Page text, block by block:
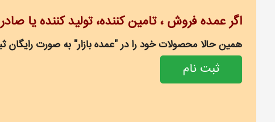
اگر عمده فروش ، تامین کننده، تولید کننده یا
همین حالا محصولات خود را در "عمده بازار" به صورت رایگان
ثبت نام